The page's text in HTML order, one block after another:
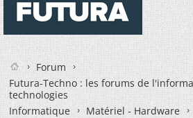
Forum
Futura-Techno : les forums de
technologies
Informatique
Matériel - Hardware